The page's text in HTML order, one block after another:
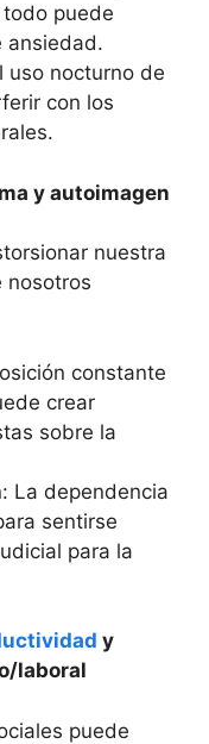
puede
ansiedad.
uso nocturno de
con los
y autoimagen
nuestra
nosotros
constante
crear
sobre la
La dependencia
sentirse
para la
y
laboral
puede